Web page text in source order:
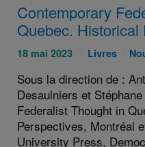
Contemporary
Quebec. Historical
Publié
:
18 mai 2023
Catégories
Livres
Sous la direction de :
Desaulniers et
Federalist Thought in
Perspectives, Montréal
University Press,